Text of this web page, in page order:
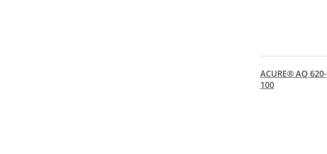
ACURE® AQ 620-
100